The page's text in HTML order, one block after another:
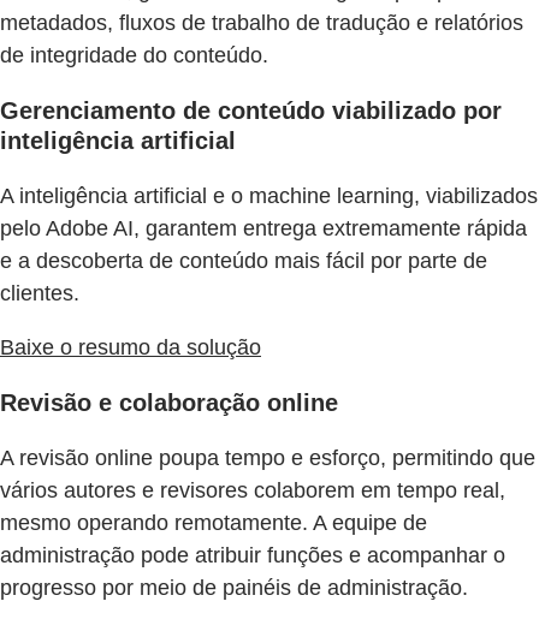
metadados, fluxos de trabalho de tradução e relatórios
de integridade do conteúdo.
Gerenciamento de conteúdo viabilizado por
inteligência artificial
A inteligência artificial e o machine learning, viabilizados
pelo Adobe AI, garantem entrega extremamente rápida
e a descoberta de conteúdo mais fácil por parte de
clientes.
Baixe o resumo da solução
Revisão e colaboração online
A revisão online poupa tempo e esforço, permitindo que
vários autores e revisores colaborem em tempo real,
mesmo operando remotamente. A equipe de
administração pode atribuir funções e acompanhar o
progresso por meio de painéis de administração.